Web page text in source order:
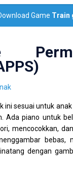
Game Train
ini sesuai untuk
Ada piano untuk
mencocokkan,
bebas,
dengan